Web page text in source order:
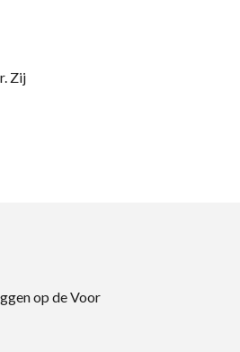
Zij
op de Voor